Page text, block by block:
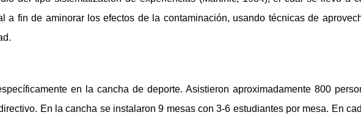
a fin de aminorar los efectos de la contaminación, usando técnicas de
en la cancha de deporte. Asistieron aproximadamente 800
En la cancha se instalaron 9 mesas con 3-6 estudiantes por mesa. En